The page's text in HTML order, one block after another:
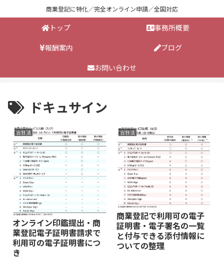
商業登記に特化／完全オンライン申請／全国対応
トップ
事務所概要
報酬案内
ブログ
お問い合わせ
ドキュサイン
会社法
オンライン印鑑提出・商
業登記電子証明書請求で
利用可の電子証明書につ
き
会社法
商業登記で利用可の電子
証明書・電子署名の一覧
と付与できる添付情報に
ついての整理